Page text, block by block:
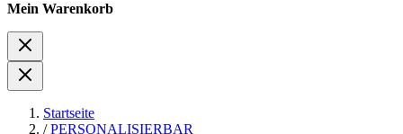
Mein Warenkorb
Startseite
/ PERSONALISIERBAR